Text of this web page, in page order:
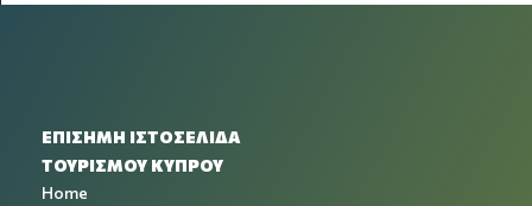
ΕΠΙΣΗΜΗ ΙΣΤΟΣΕΛΙΔΑ
ΤΟΥΡΙΣΜΟΥ ΚΥΠΡΟΥ
Home